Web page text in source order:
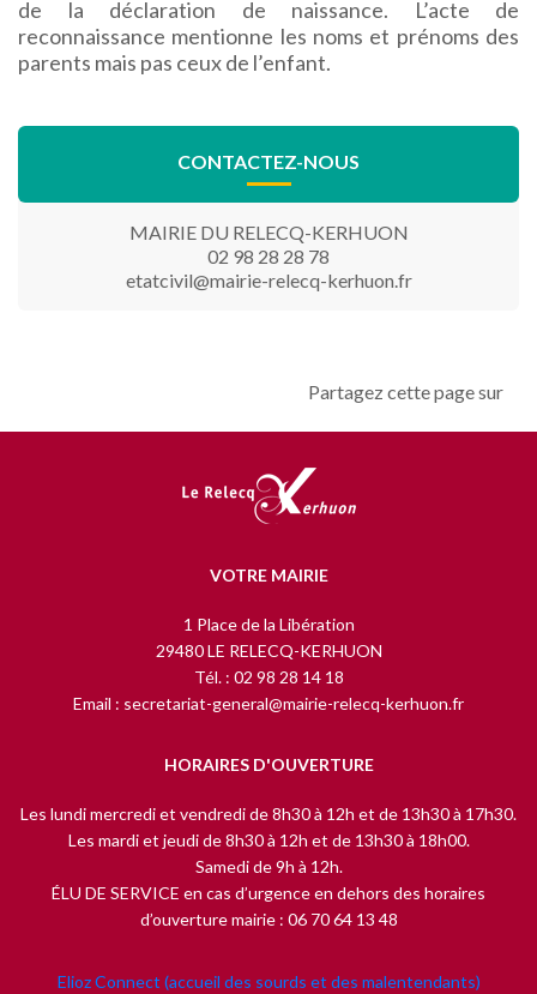
de la déclaration de naissance. L’acte de
reconnaissance mentionne les noms et prénoms des
parents mais pas ceux de l’enfant.
CONTACTEZ-NOUS
MAIRIE DU RELECQ-KERHUON
02 98 28 28 78
etatcivil@mairie-relecq-kerhuon.fr
Partagez cette page sur
VOTRE MAIRIE
1 Place de la Libération
29480 LE RELECQ-KERHUON
Tél. : 02 98 28 14 18
Email : secretariat-general@mairie-relecq-kerhuon.fr
HORAIRES D'OUVERTURE
Les lundi mercredi et vendredi de 8h30 à 12h et de 13h30 à 17h30.
Les mardi et jeudi de 8h30 à 12h et de 13h30 à 18h00.
Samedi de 9h à 12h.
ÉLU DE SERVICE en cas d’urgence en dehors des horaires
d’ouverture mairie : 06 70 64 13 48
Elioz Connect (accueil des sourds et des malentendants)